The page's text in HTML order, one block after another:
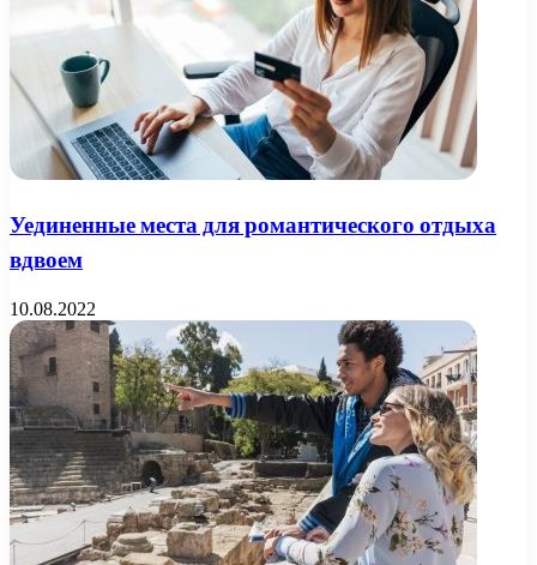
Уединенные места для романтического отдыха
вдвоем
10.08.2022